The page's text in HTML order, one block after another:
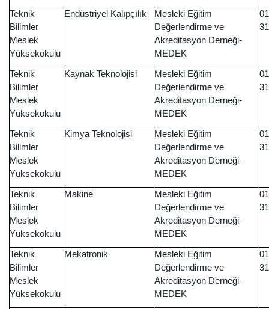
Teknik
Bilimler
Meslek
Yüksekokulu
Endüstriyel Kalıpçılık
Mesleki Eğitim
Değerlendirme ve
Akreditasyon Derneği-
MEDEK
Teknik
Bilimler
Meslek
Yüksekokulu
Kaynak Teknolojisi
Mesleki Eğitim
Değerlendirme ve
Akreditasyon Derneği-
MEDEK
Teknik
Bilimler
Meslek
Yüksekokulu
Kimya Teknolojisi
Mesleki Eğitim
Değerlendirme ve
Akreditasyon Derneği-
MEDEK
Teknik
Bilimler
Meslek
Yüksekokulu
Makine
Mesleki Eğitim
Değerlendirme ve
Akreditasyon Derneği-
MEDEK
Teknik
Bilimler
Meslek
Yüksekokulu
Mekatronik
Mesleki Eğitim
Değerlendirme ve
Akreditasyon Derneği-
MEDEK